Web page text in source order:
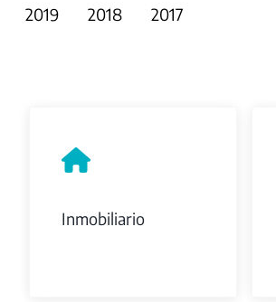
2019
2018 2017
Inmobiliario